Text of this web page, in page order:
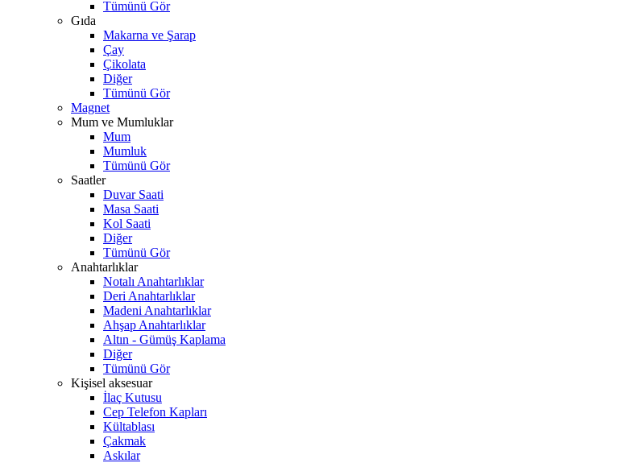
Tümünü Gör
Gıda
Makarna ve Şarap
Çay
Çikolata
Diğer
Tümünü Gör
Magnet
Mum ve Mumluklar
Mum
Mumluk
Tümünü Gör
Saatler
Duvar Saati
Masa Saati
Kol Saati
Diğer
Tümünü Gör
Anahtarlıklar
Notalı Anahtarlıklar
Deri Anahtarlıklar
Madeni Anahtarlıklar
Ahşap Anahtarlıklar
Altın - Gümüş Kaplama
Diğer
Tümünü Gör
Kişisel aksesuar
İlaç Kutusu
Cep Telefon Kapları
Kültablası
Çakmak
Askılar